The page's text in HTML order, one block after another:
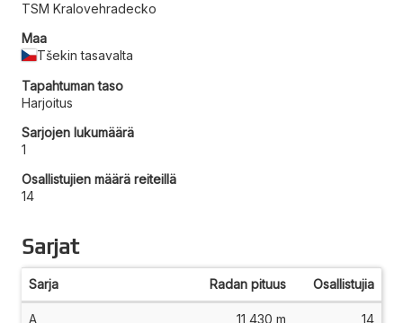
TSM Kralovehradecko
Maa
Tšekin tasavalta
Tapahtuman taso
Harjoitus
Sarjojen lukumäärä
1
Osallistujien määrä reiteillä
14
Sarjat
Sarja Radan pituus Osallistujia
A 11 430 m 14